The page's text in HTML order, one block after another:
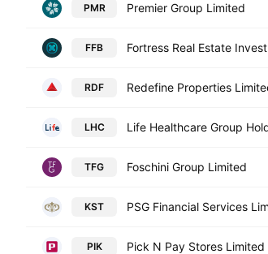
PMR Premier Group Limited
FFB
RDF Redefine Properties
LHC
TFG Foschini Group Limited
KST
PIK Pick N Pay Stores Limited